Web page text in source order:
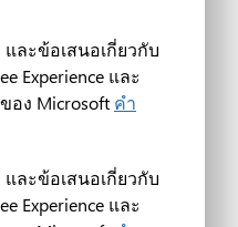
ละข้อเสนอเกี่ยวกับ
Experience และ
ง Microsoft คำ
ละข้อเสนอเกี่ยวกับ
Experience และ